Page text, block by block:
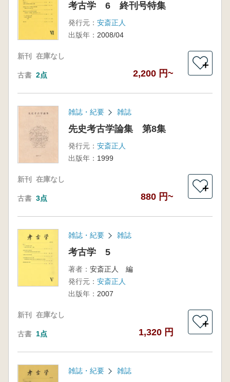
考古学 6 終刊号特集
発行元： 安斎正人
出版年： 2008/04
新刊 在庫なし
古書 2点 2,200 円~
＋
雑誌・紀要 雑誌
先史考古学論集 第8集
発行元： 安斎正人
出版年： 1999
新刊 在庫なし
古書 3点 880 円~
＋
雑誌・紀要 雑誌
考古学 5
著者： 安斎正人 編
発行元： 安斎正人
出版年： 2007
新刊 在庫なし
古書 1点 1,320 円
＋
雑誌・紀要 雑誌